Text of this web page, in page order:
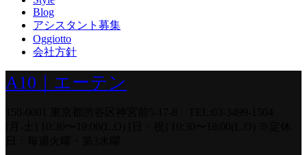
Blog
アシスタント募集
Oggiotto
会社方針
A10｜エーテン